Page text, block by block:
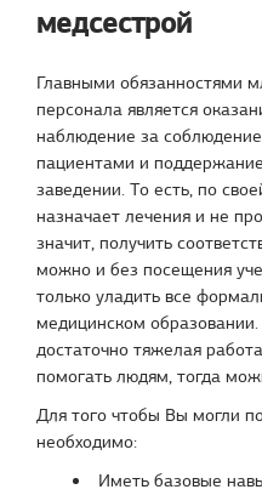
медсестрой
Главными обязанностями
персонала является
наблюдение за
пациентами и
заведении. То есть, по
назначает лечения и не
значит, получить
можно и без посещения
только уладить все
медицинском
достаточно тяжелая
помогать людям, тогда
Для того чтобы Вы могли
необходимо:
Иметь базовые